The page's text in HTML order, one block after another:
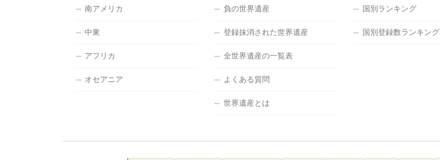
南アメリカ
中東
アフリカ
オセアニア
負の世界遺産
登録抹消された世界遺産
全世界遺産の一覧表
よくある質問
世界遺産とは
国別ランキング
国別登録数ランキング